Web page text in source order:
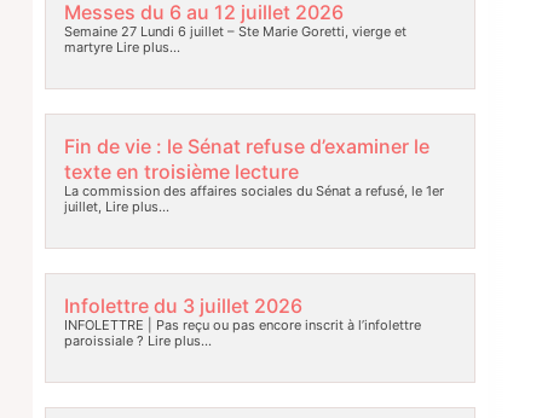
Messes du 6 au 12 juillet 2026
Semaine 27 Lundi 6 juillet – Ste Marie Goretti, vierge et
martyreLire plus…
Fin de vie : le Sénat refuse d’examiner le
texte en troisième lecture
La commission des affaires sociales du Sénat a refusé, le 1er
juillet, Lire plus…
Infolettre du 3 juillet 2026
INFOLETTRE | Pas reçu ou pas encore inscrit à l’infolettre
paroissiale ? Lire plus…